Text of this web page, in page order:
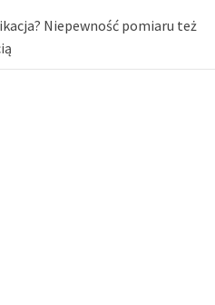
Niepewność pomiaru też